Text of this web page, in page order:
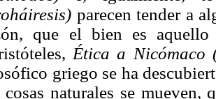
parecen tender a
que el bien es
Ética a Nicómaco
griego se ha
cosas naturales se mueven,